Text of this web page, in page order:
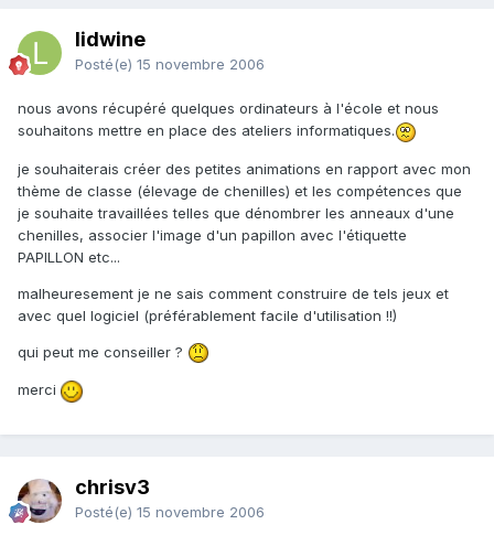
lidwine
Posté(e) 15 novembre 2006
nous avons récupéré quelques ordinateurs à l'école et nous
souhaitons mettre en place des ateliers informatiques.
je souhaiterais créer des petites animations en rapport avec mon
thème de classe (élevage de chenilles) et les compétences que
je souhaite travaillées telles que dénombrer les anneaux d'une
chenilles, associer l'image d'un papillon avec l'étiquette
PAPILLON etc...
malheuresement je ne sais comment construire de tels jeux et
avec quel logiciel (préférablement facile d'utilisation !!)
qui peut me conseiller ?
merci
chrisv3
Posté(e) 15 novembre 2006